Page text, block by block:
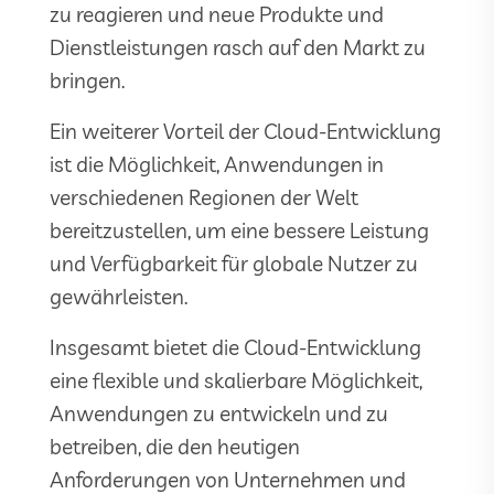
zu reagieren und neue Produkte und
Dienstleistungen rasch auf den Markt zu
bringen.
Ein weiterer Vorteil der Cloud-Entwicklung
ist die Möglichkeit, Anwendungen in
verschiedenen Regionen der Welt
bereitzustellen, um eine bessere Leistung
und Verfügbarkeit für globale Nutzer zu
gewährleisten.
Insgesamt bietet die Cloud-Entwicklung
eine flexible und skalierbare Möglichkeit,
Anwendungen zu entwickeln und zu
betreiben, die den heutigen
Anforderungen von Unternehmen und